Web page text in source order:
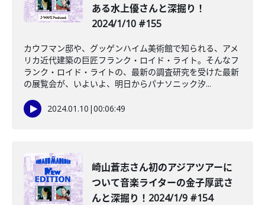
ある水上優さんと深掘り！
2024/1/10 #155
カウフマン邸や、グッゲンハイム美術館で知られる、アメ
リカ近代建築の巨匠フランク・ロイド・ライト。そんなフ
ランク・ロイド・ライトの、最新の調査研究を受けた最新
の展覧会が、いよいよ、明日からパナソニック汐...
2024.01.10 |00:06:49
️崎山蒼志さん初のアジアツアーに
ついて音楽ライターの金子厚武さ
んと深掘り！2024/1/9 #154